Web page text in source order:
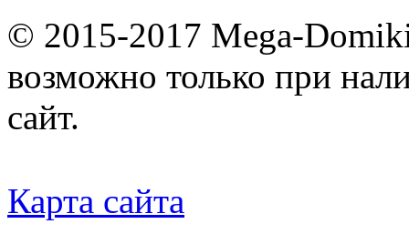
© 2015-2017 Mega-
возможно только при
сайт.
Карта сайта